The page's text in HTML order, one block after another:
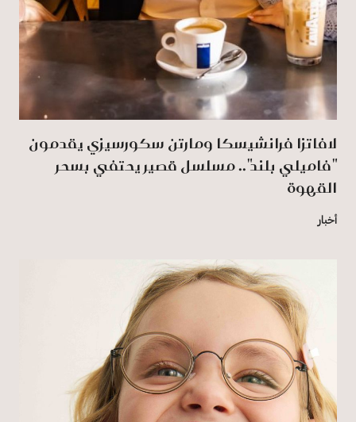
لافاتزا فرانشيسكا ومارتن سكورسيزي يقدمون
"فاميلي بلند".. مسلسل قصير يحتفي بسحر
القهوة
أخبار